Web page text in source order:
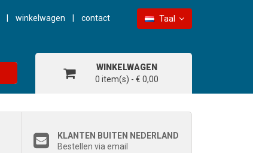
winkelwagen contact Taal
WINKELWAGEN
0 item(s) - € 0,00
KLANTEN BUITEN NEDERLAND
Bestellen via email